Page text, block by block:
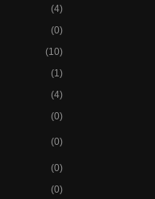
(4)
(0)
(10)
(1)
(4)
(0)
(0)
(0)
(0)